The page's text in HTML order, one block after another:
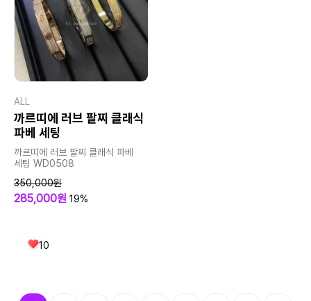
ALL
까르띠에 러브 팔찌 클래식
파베 세팅
까르띠에 러브 팔찌 클래식 파베
세팅 WD0508
350,000원
285,000원 19%
10